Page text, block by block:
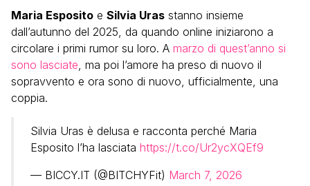
Maria Esposito e Silvia Uras stanno insieme
dall’autunno del 2025, da quando online iniziarono a
circolare i primi rumor su loro. A marzo di quest’anno si
sono lasciate, ma poi l’amore ha preso di nuovo il
sopravvento e ora sono di nuovo, ufficialmente, una
coppia.
Silvia Uras è delusa e racconta perché Maria
Esposito l’ha lasciata https://t.co/Ur2ycXQEf9
— BICCY.IT (@BITCHYFit) March 7, 2026